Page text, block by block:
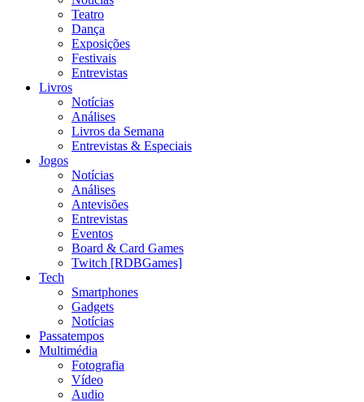
Teatro
Dança
Exposições
Festivais
Entrevistas
Livros
Notícias
Análises
Livros da Semana
Entrevistas & Especiais
Jogos
Notícias
Análises
Antevisões
Entrevistas
Eventos
Board & Card Games
Twitch [RDBGames]
Tech
Smartphones
Gadgets
Notícias
Passatempos
Multimédia
Fotografia
Vídeo
Audio